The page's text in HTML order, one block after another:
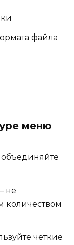
файла
меню
не
количеством
четкие